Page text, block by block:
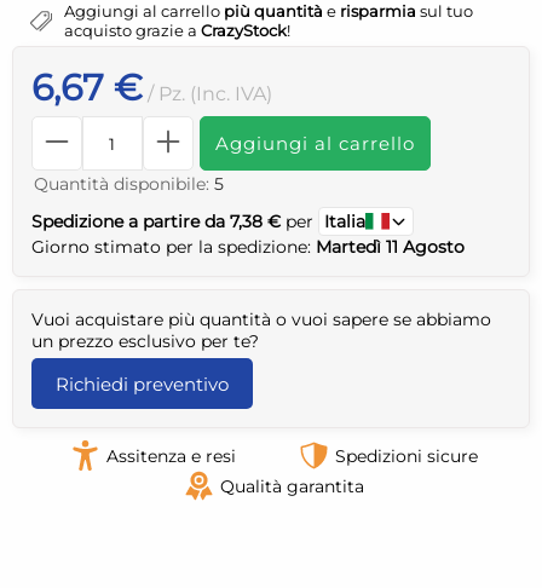
Aggiungi al carrello più quantità e risparmia sul tuo
acquisto grazie a CrazyStock!
6,67 € / Pz. (Inc. IVA)
Aggiungi al carrello
Quantità disponibile: 5
Spedizione a partire da 7,38 € per
Italia
Giorno stimato per la spedizione: Martedì 11 Agosto
Vuoi acquistare più quantità o vuoi sapere se abbiamo
un prezzo esclusivo per te?
Richiedi preventivo
Assitenza e resi
Spedizioni sicure
Qualità garantita